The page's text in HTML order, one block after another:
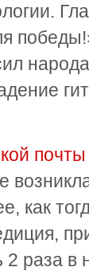
почты
как
2 раза